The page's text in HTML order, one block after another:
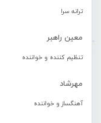
ترانه سرا
معین راهبر
تنظیم کننده و خواننده
مهرشاد
آهنگساز و خواننده